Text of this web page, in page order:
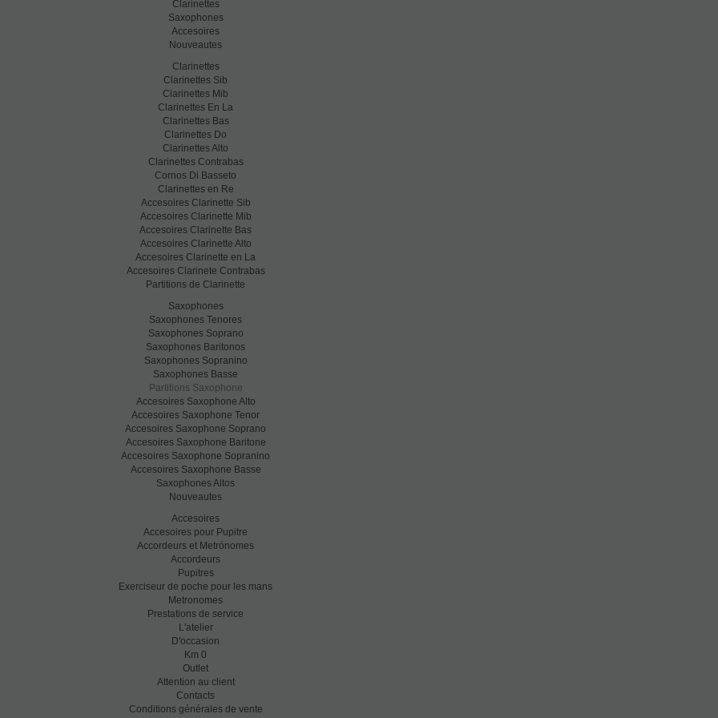
Clarinettes
Saxophones
Accesoires
Nouveautes
Clarinettes
Clarinettes Sib
Clarinettes Mib
Clarinettes En La
Clarinettes Bas
Clarinettes Do
Clarinettes Alto
Clarinettes Contrabas
Cornos Di Basseto
Clarinettes en Re
Accesoires Clarinette Sib
Accesoires Clarinette Mib
Accesoires Clarinette Bas
Accesoires Clarinette Alto
Accesoires Clarinette en La
Accesoires Clarinete Contrabas
Partitions de Clarinette
Saxophones
Saxophones Tenores
Saxophones Soprano
Saxophones Baritonos
Saxophones Sopranino
Saxophones Basse
Partitions Saxophone
Accesoires Saxophone Alto
Accesoires Saxophone Tenor
Accesoires Saxophone Soprano
Accesoires Saxophone Baritone
Accesoires Saxophone Sopranino
Accesoires Saxophone Basse
Saxophones Altos
Nouveautes
Accesoires
Accesoires pour Pupitre
Accordeurs et Metrónomes
Accordeurs
Pupitres
Exerciseur de poche pour les mans
Metronomes
Prestations de service
L'atelier
D'occasion
Km 0
Outlet
Attention au client
Contacts
Conditions générales de vente